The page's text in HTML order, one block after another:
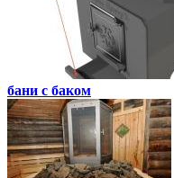
бани с баком